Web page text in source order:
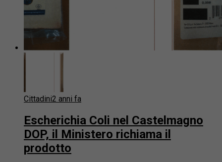
Cittadini2 anni fa
Escherichia Coli nel Castelmagno
DOP, il Ministero richiama il
prodotto